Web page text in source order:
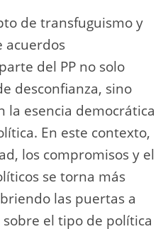
de transfuguismo y
acuerdos
del PP no solo
desconfianza, sino
la esencia democrática
En este contexto,
los compromisos y el
se torna más
las puertas a
el tipo de política